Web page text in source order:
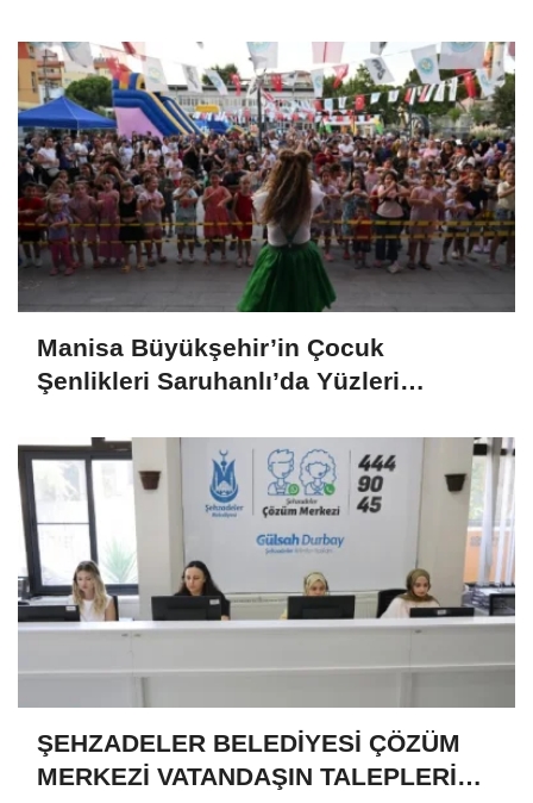
Manisa Büyükşehir’in Çocuk
Şenlikleri Saruhanlı’da Yüzleri
ŞEHZADELER BELEDİYESİ ÇÖZÜM
MERKEZİ VATANDAŞIN TALEPLERİNE